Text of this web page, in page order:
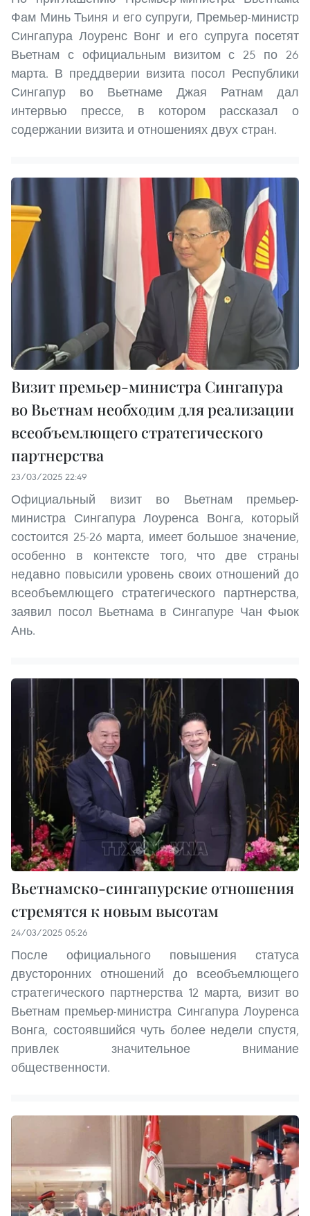
Фам Минь Тьиня и его супруги, Премьер-министр
Сингапура Лоуренс Вонг и его супруга посетят
Вьетнам с официальным визитом с 25 по 26
марта. В преддверии визита посол Республики
Сингапур во Вьетнаме Джая Ратнам дал
интервью прессе, в котором рассказал о
содержании визита и отношениях двух стран.
Визит премьер-министра Сингапура
во Вьетнам необходим для реализации
всеобъемлющего стратегического
партнерства
23/03/2025 22:49
Официальный визит во Вьетнам премьер-
министра Сингапура Лоуренса Вонга, который
состоится 25-26 марта, имеет большое значение,
особенно в контексте того, что две страны
недавно повысили уровень своих отношений до
всеобъемлющего стратегического партнерства,
заявил посол Вьетнама в Сингапуре Чан Фыок
Ань.
Вьетнамско-сингапурские отношения
стремятся к новым высотам
24/03/2025 05:26
После официального повышения статуса
двусторонних отношений до всеобъемлющего
стратегического партнерства 12 марта, визит во
Вьетнам премьер-министра Сингапура Лоуренса
Вонга, состоявшийся чуть более недели спустя,
привлек значительное внимание
общественности.